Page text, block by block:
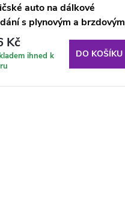
auto na dálkové
s plynovým a brzdovým
Kč
ihned k
DO KOŠÍKU